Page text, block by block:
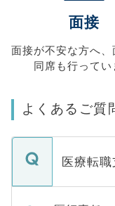
面接
面接が不安な方へ、
同席も行ってい
よくあるご質
医療転